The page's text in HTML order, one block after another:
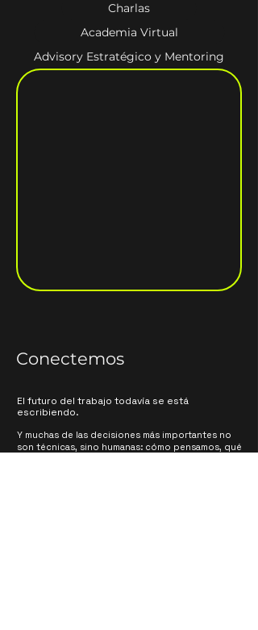
Charlas
Academia Virtual
Advisory Estratégico y Mentoring
Conectemos
El futuro del trabajo todavía se está
escribiendo.
Y muchas de las decisiones más importantes no
son técnicas, sino humanas: cómo pensamos, qué